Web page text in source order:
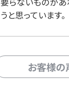
うと思っています。
お客様